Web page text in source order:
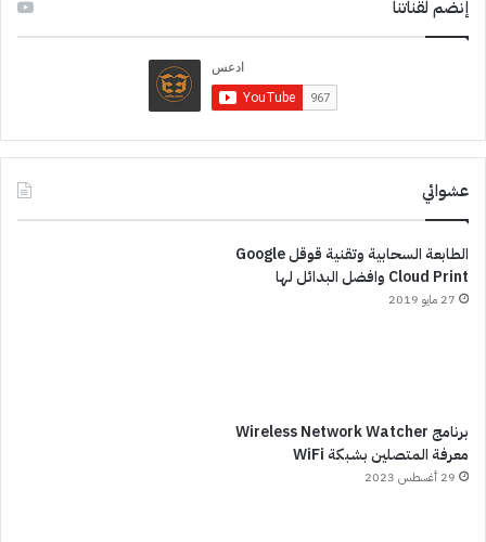
إنضم لقناتنا
عشوائي
الطابعة السحابية وتقنية قوقل Google
Cloud Print وافضل البدائل لها
27 مايو 2019
برنامج Wireless Network Watcher
معرفة المتصلين بشبكة WiFi
29 أغسطس 2023